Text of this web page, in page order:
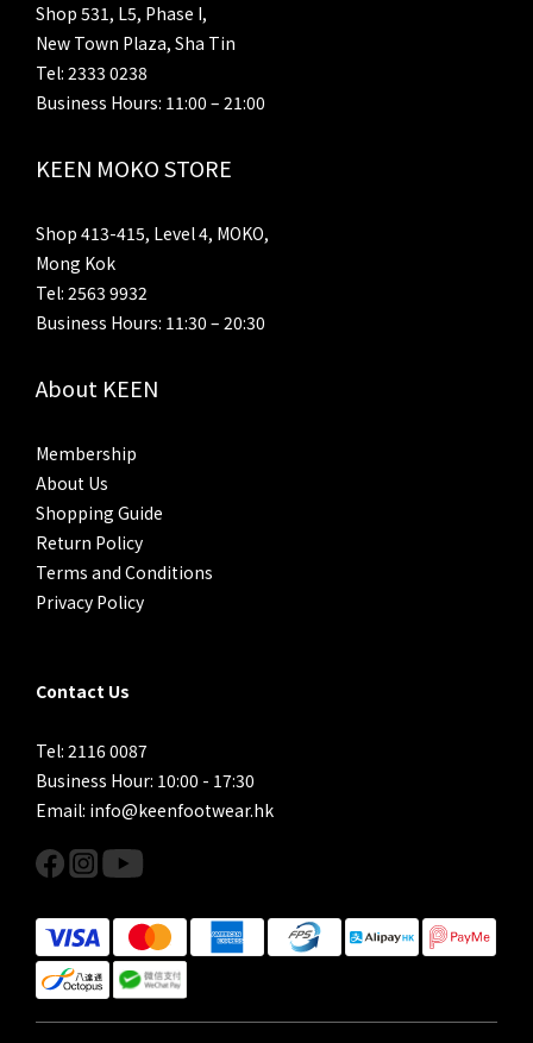
Shop 531, L5, Phase I,
New Town Plaza, Sha Tin
Tel: 2333 0238
Business Hours: 11:00 – 21:00
KEEN MOKO STORE
Shop 413-415, Level 4, MOKO,
Mong Kok
Tel: 2563 9932
Business Hours: 11:30 – 20:30
About KEEN
Membership
About Us
Shopping Guide
Return Policy
Terms and Conditions
Privacy Policy
Contact Us
Tel: 2116 0087
Business Hour: 10:00 - 17:30
Email: info@keenfootwear.hk